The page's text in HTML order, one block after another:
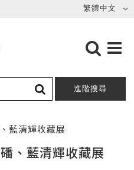
進階搜尋
藍清輝收藏展
、藍清輝收藏展